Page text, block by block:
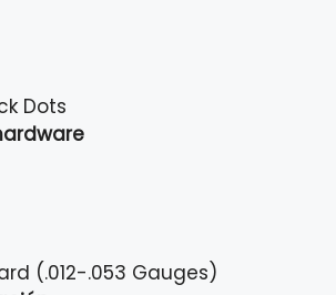
Dots
(.012-.053 Gauges)